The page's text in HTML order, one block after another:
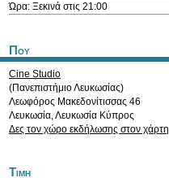
Ώρα: Ξεκινά στις 21:00
Που
Cine Studio
(Πανεπιστήμιο Λευκωσίας)
Λεωφόρος Μακεδονίτισσας 46
Λευκωσία,Λευκωσία Κύπρος
Δες τον χώρο εκδήλωσης στον χάρτη
Τιμη